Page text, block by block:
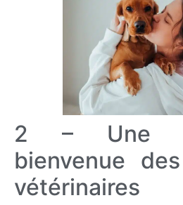
2 – Une
bienvenue
vétérinaires